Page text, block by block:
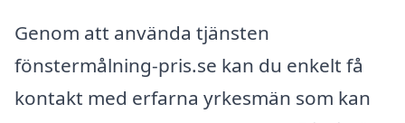
Genom att använda tjänsten
fönstermålning-pris.se kan du enkelt få
kontakt med erfarna yrkesmän som kan